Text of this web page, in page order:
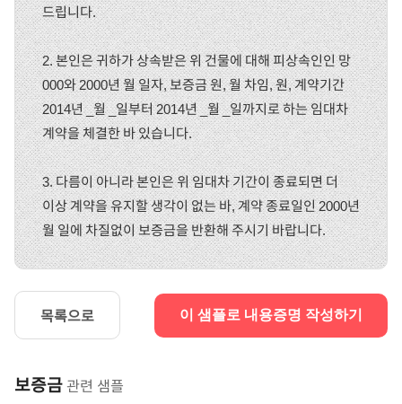
드립니다.
2. 본인은 귀하가 상속받은 위 건물에 대해 피상속인인 망
000와 2000년 월 일자, 보증금 원, 월 차임, 원, 계약기간
2014년 _월 _일부터 2014년 _월 _일까지로 하는 임대차
계약을 체결한 바 있습니다.
3. 다름이 아니라 본인은 위 임대차 기간이 종료되면 더
이상 계약을 유지할 생각이 없는 바, 계약 종료일인 2000년
월 일에 차질없이 보증금을 반환해 주시기 바랍니다.
목록으로 이 샘플로 내용증명 작성하기
보증금 관련 샘플